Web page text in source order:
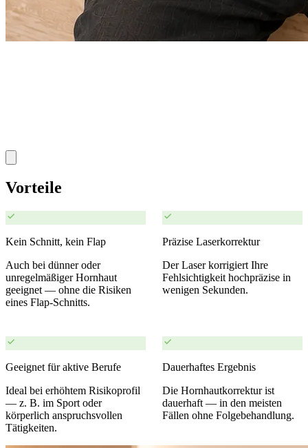
Vorteile
Kein Schnitt, kein Flap
Auch bei dünner oder
unregelmäßiger Hornhaut
geeignet — ohne die Risiken
eines Flap-Schnitts.
Präzise Laserkorrektur
Der Laser korrigiert Ihre
Fehlsichtigkeit hochpräzise in
wenigen Sekunden.
Geeignet für aktive Berufe
Ideal bei erhöhtem Risikoprofil
— z. B. im Sport oder
körperlich anspruchsvollen
Tätigkeiten.
Dauerhaftes Ergebnis
Die Hornhautkorrektur ist
dauerhaft — in den meisten
Fällen ohne Folgebehandlung.